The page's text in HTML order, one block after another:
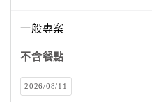
訂
房
Q&A
一般專案
不含餐點
2026/08/11